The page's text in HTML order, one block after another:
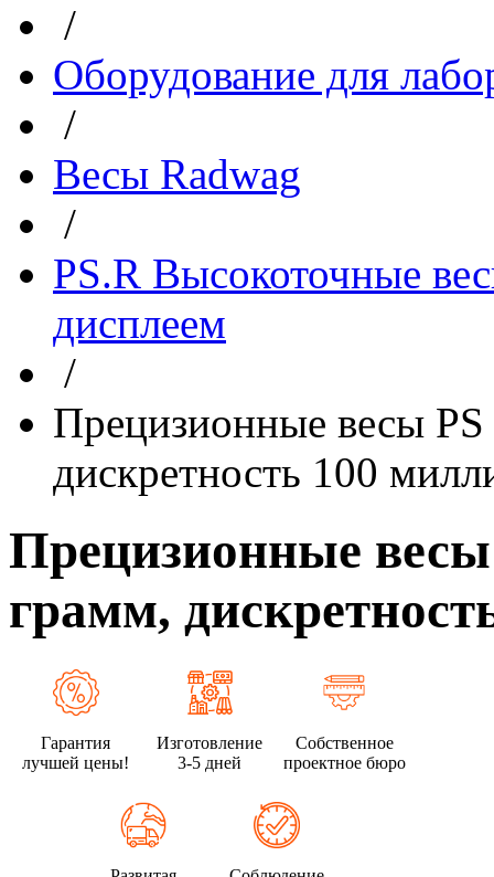
/
Оборудование для
/
Весы Radwag
/
PS.R Высокоточные
дисплеем
/
Прецизионные весы
дискретность 100
Прецизионные весы
грамм,
Гарантия
лучшей цены!
Изготовление
3-5 дней
Собственное
проектное бюро